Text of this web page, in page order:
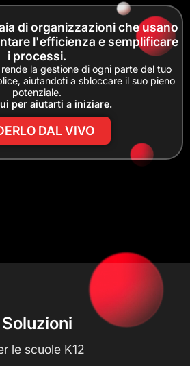
di organizzazioni che usano
l'efficienza e semplificare
i processi.
la gestione di ogni parte del tuo
aiutandoti a sbloccare il suo pieno
potenziale.
per aiutarti a iniziare.
DAL VIVO
Soluzioni
le scuole K12